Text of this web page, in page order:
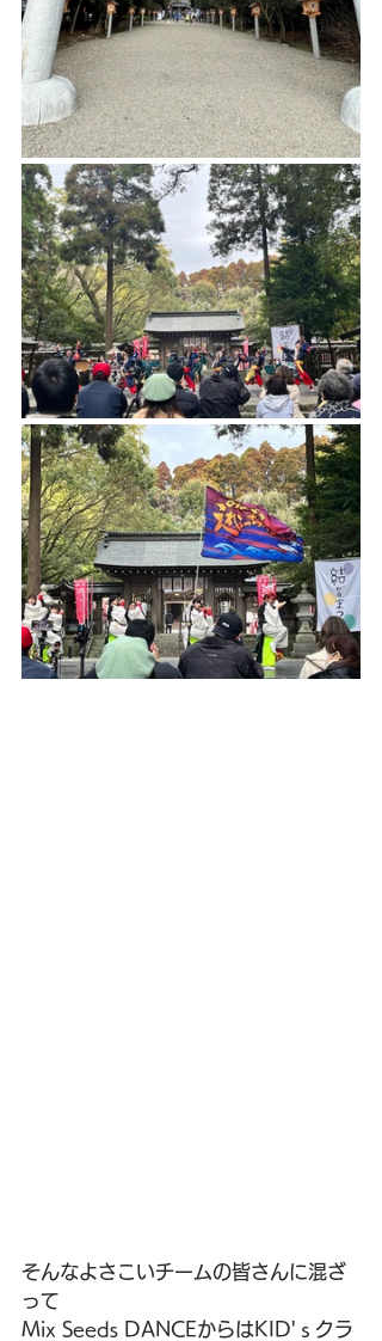
そんなよさこいチームの皆さんに混ざ
って
Mix Seeds DANCEからはKID'ｓクラ